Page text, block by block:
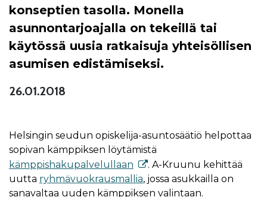
konseptien tasolla. Monella
asunnontarjoajalla on tekeillä tai
käytössä uusia ratkaisuja yhteisöllisen
asumisen edistämiseksi.
26.01.2018
Helsingin seudun opiskelija-asuntosäätiö helpottaa
sopivan kämppiksen löytämistä
kämppishakupalvelullaan
. A-Kruunu kehittää
uutta ryhmävuokrausmallia, jossa asukkailla on
sanavaltaa uuden kämppiksen valintaan.